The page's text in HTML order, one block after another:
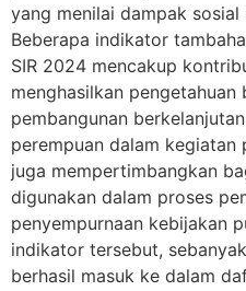
yang menilai dampak
Beberapa indikator
SIR 2024 mencakup
menghasilkan
pembangunan
perempuan dalam kegiatan
juga mempertimbangkan
digunakan dalam proses
penyempurnaan kebijakan
indikator tersebut,
berhasil masuk ke dalam